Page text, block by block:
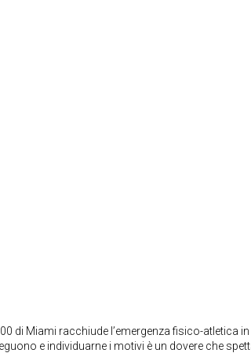
di Miami racchiude l’emergenza fisico-atletica
e individuarne i motivi è un dovere che